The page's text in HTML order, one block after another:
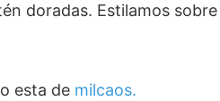
o esta de milcaos.